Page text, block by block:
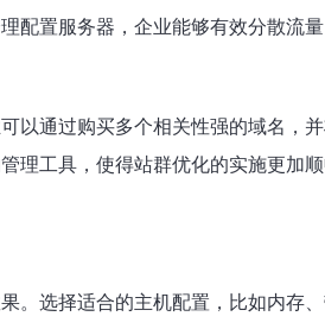
配置服务器，企业能够有效分散流
以通过购买多个相关性强的域名
理工具，使得站群优化的实施更
。选择适合的主机配置，比如内